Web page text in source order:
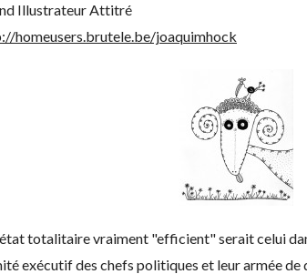
Illustrateur Attitré
homeusers.brutele.be/joaquimhock
totalitaire vraiment "efficient" serait celui
exécutif des chefs politiques et leur armée de